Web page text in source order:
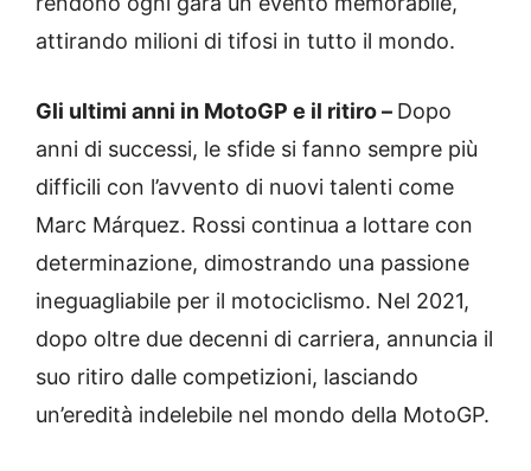
attirando milioni di tifosi in tutto il mondo.
Gli ultimi anni in MotoGP e il ritiro – Dopo
anni di successi, le sfide si fanno sempre più
difficili con l’avvento di nuovi talenti come
Marc Márquez. Rossi continua a lottare con
determinazione, dimostrando una passione
ineguagliabile per il motociclismo. Nel 2021,
dopo oltre due decenni di carriera, annuncia il
suo ritiro dalle competizioni, lasciando
un’eredità indelebile nel mondo della MotoGP.